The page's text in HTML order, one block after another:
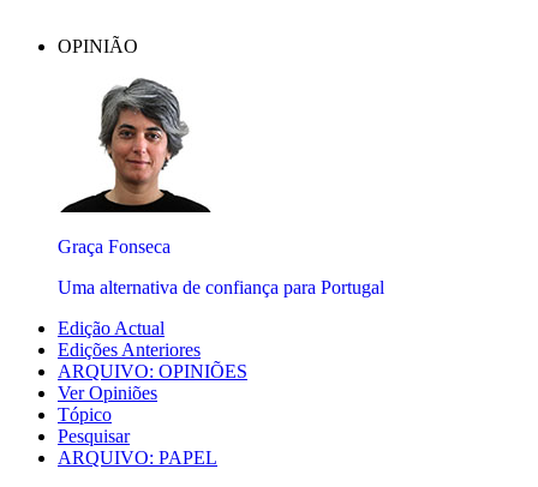
OPINIÃO
Graça Fonseca
Uma alternativa de confiança para Portugal
Edição Actual
Edições Anteriores
ARQUIVO: OPINIÕES
Ver Opiniões
Tópico
Pesquisar
ARQUIVO: PAPEL